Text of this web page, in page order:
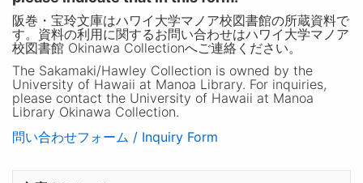
阪巻・宝玲文庫はハワイ大学マノア校図書館の所蔵資料で
す。資料の利用に関するお問い合わせはハワイ大学マノア
校図書館 Okinawa Collectionへご連絡ください。
The Sakamaki/Hawley Collection is owned by the
University of Hawaii at Manoa Library. For inquiries,
please contact the University of Hawaii at Manoa
Library Okinawa Collection.
問い合わせフォーム / Inquiry Form